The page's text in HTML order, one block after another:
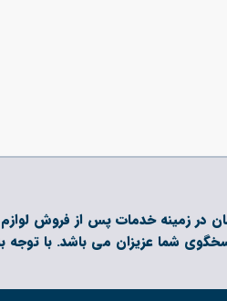
دو دهه فعالیت و سابقه درخشان در زمینه خدمات پس از
شما عزیزان می باشد. با